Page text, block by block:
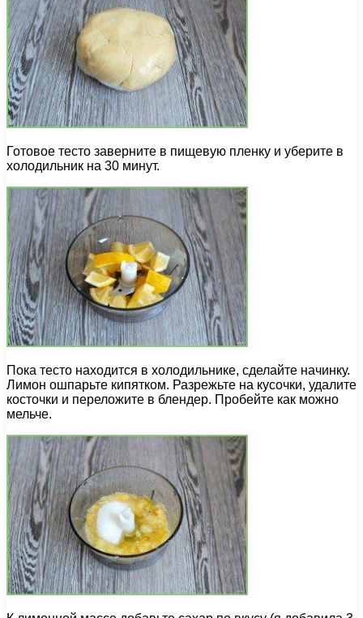
Готовое тесто заверните в пищевую пленку и уберите в
холодильник на 30 минут.
Пока тесто находится в холодильнике, сделайте начинку.
Лимон ошпарьте кипятком. Разрежьте на кусочки, удалите
косточки и переложите в блендер. Пробейте как можно
мельче.